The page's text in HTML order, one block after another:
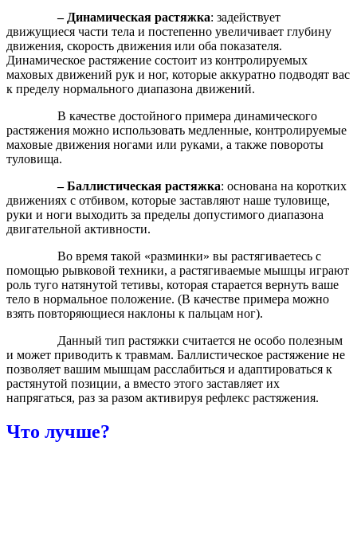
– Динамическая растяжка: задействует
движущиеся части тела и постепенно увеличивает глубину
движения, скорость движения или оба показателя.
Динамическое растяжение состоит из контролируемых
маховых движений рук и ног, которые аккуратно подводят вас
к пределу нормального диапазона движений.
В качестве достойного примера динамического
растяжения можно использовать медленные, контролируемые
маховые движения ногами или руками, а также повороты
туловища.
– Баллистическая растяжка: основана на коротких
движениях с отбивом, которые заставляют наше туловище,
руки и ноги выходить за пределы допустимого диапазона
двигательной активности.
Во время такой «разминки» вы растягиваетесь с
помощью рывковой техники, а растягиваемые мышцы играют
роль туго натянутой тетивы, которая старается вернуть ваше
тело в нормальное положение. (В качестве примера можно
взять повторяющиеся наклоны к пальцам ног).
Данный тип растяжки считается не особо полезным
и может приводить к травмам. Баллистическое растяжение не
позволяет вашим мышцам расслабиться и адаптироваться к
растянутой позиции, а вместо этого заставляет их
напрягаться, раз за разом активируя рефлекс растяжения.
Что лучше?